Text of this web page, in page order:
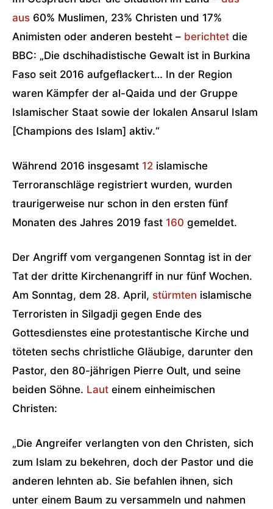
aus 60% Muslimen, 23% Christen und 17%
Animisten oder anderen besteht – berichtet die
BBC: „Die dschihadistische Gewalt ist in Burkina
Faso seit 2016 aufgeflackert… In der Region
waren Kämpfer der al-Qaida und der Gruppe
Islamischer Staat sowie der lokalen Ansarul Islam
[Champions des Islam] aktiv.“
Während 2016 insgesamt 12 islamische
Terroranschläge registriert wurden, wurden
traurigerweise nur schon in den ersten fünf
Monaten des Jahres 2019 fast 160 gemeldet.
Der Angriff vom vergangenen Sonntag ist in der
Tat der dritte Kirchenangriff in nur fünf Wochen.
Am Sonntag, dem 28. April, stürmten islamische
Terroristen in Silgadji gegen Ende des
Gottesdienstes eine protestantische Kirche und
töteten sechs christliche Gläubige, darunter den
Pastor, den 80-jährigen Pierre Oult, und seine
beiden Söhne. Laut einem einheimischen
Christen:
„Die Angreifer verlangten von den Christen, sich
zum Islam zu bekehren, doch der Pastor und die
anderen lehnten ab. Sie befahlen ihnen, sich
unter einem Baum zu versammeln und nahmen